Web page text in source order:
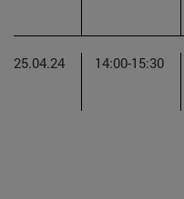
25.04.24 14:00-15:30